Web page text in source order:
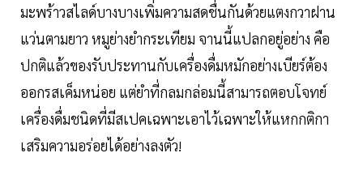
มะพร้าวสไลด์บางบางเพิ่มความสดชื่นกันด้วยแตงกวาฝาน
แว่นตามยาว หมูย่างยำกระเทียม จานนี้แปลกอยู่อย่าง คือ
ปกติแล้วของรับประทานกับเครื่องดื่มหมักอย่างเบียร์ต้อง
ออกรสเค็มหน่อย แต่ยำที่กลมกล่อมนี้สามารถตอบโจทย์
เครื่องดื่มชนิดที่มีสเปคเฉพาะเอาไว้เฉพาะให้แหกกติกา
เสริมความอร่อยได้อย่างลงตัว!